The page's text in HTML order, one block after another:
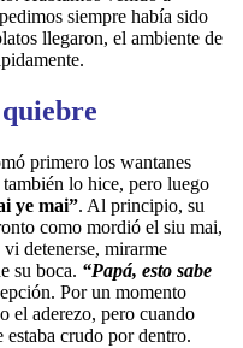
siempre había sido
llegaron, el ambiente de
primero los wantanes
lo hice, pero luego
ye mai”. Al principio, su
como mordió el siu mai,
detenerse, mirarme
su boca. “Papá, esto sabe
Por un momento
el aderezo, pero cuando
crudo por dentro.